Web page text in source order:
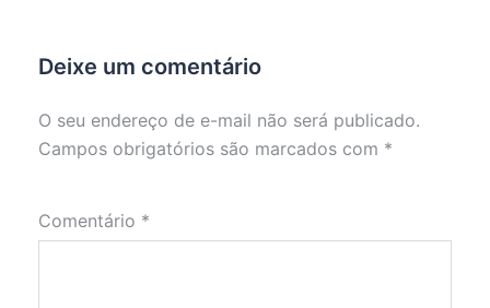
Deixe um comentário
O seu endereço de e-mail não será publicado.
Campos obrigatórios são marcados com *
Comentário *